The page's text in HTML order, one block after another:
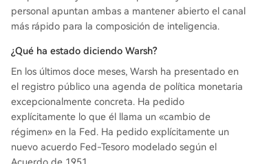
personal apuntan ambas a mantener abierto el canal
más rápido para la composición de inteligencia.
¿Qué ha estado diciendo Warsh?
En los últimos doce meses, Warsh ha presentado en
el registro público una agenda de política monetaria
excepcionalmente concreta. Ha pedido
explícitamente lo que él llama un «cambio de
régimen» en la Fed. Ha pedido explícitamente un
nuevo acuerdo Fed-Tesoro modelado según el